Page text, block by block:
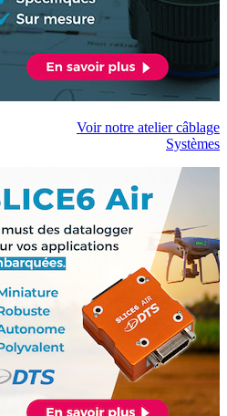
Voir notre atelier câblage
Systèmes